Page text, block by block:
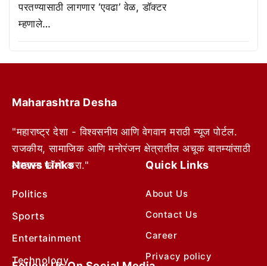
परतण्यासाठी लागणार ‘एवढा’ वेळ, डॉक्टर
म्हणाले…
Maharashtra Desha
"महाराष्ट्र देशा - विश्वसनीय आणि वेगवान मराठी न्यूज पोर्टल.
राजकीय, सामाजिक आणि मनोरंजन क्षेत्रातील अचूक बातम्यांसाठी
आम्हाला फॉलो करा."
News Links
Politics
Sports
Entertainment
Technology
Quick Links
About Us
Contact Us
Career
Privacy policy